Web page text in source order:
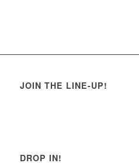
JOIN THE LINE-UP!
DROP IN!